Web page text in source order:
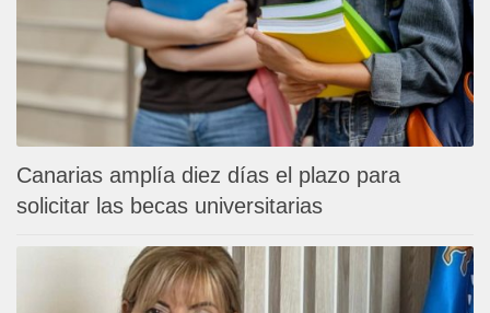
Canarias amplía diez días el plazo para
solicitar las becas universitarias